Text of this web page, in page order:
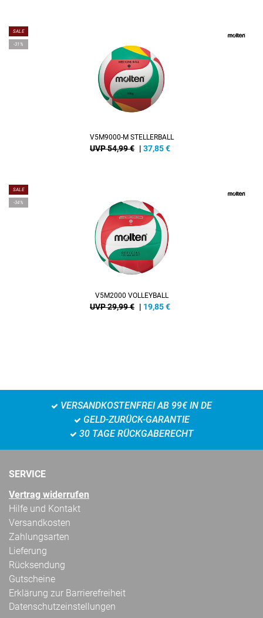
SALE
-31%
V5M9000-M STELLERBALL
UVP 54,99 € | 37,85€
SALE
-34%
V5M2000 VOLLEYBALL
UVP 29,99 € | 19,85€
VERSANDKOSTENFREI AB 99€ IN DE
GELD-ZURÜCK-GARANTIE
30 TAGE RÜCKGABERECHT
SERVICE
Vertrag widerrufen
Hilfe und Kontakt
Versandkosten
Zahlungsarten
Lieferung
Rücksendung
Gutscheine
Erklärung zur Barrierefreiheit
Datenschutzeinstellungen